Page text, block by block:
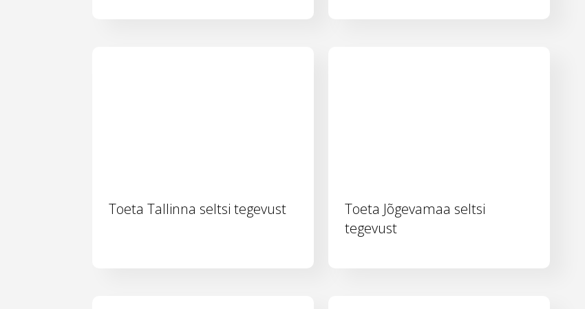
Toeta Tallinna seltsi tegevust
Toeta Jõgevamaa seltsi
tegevust